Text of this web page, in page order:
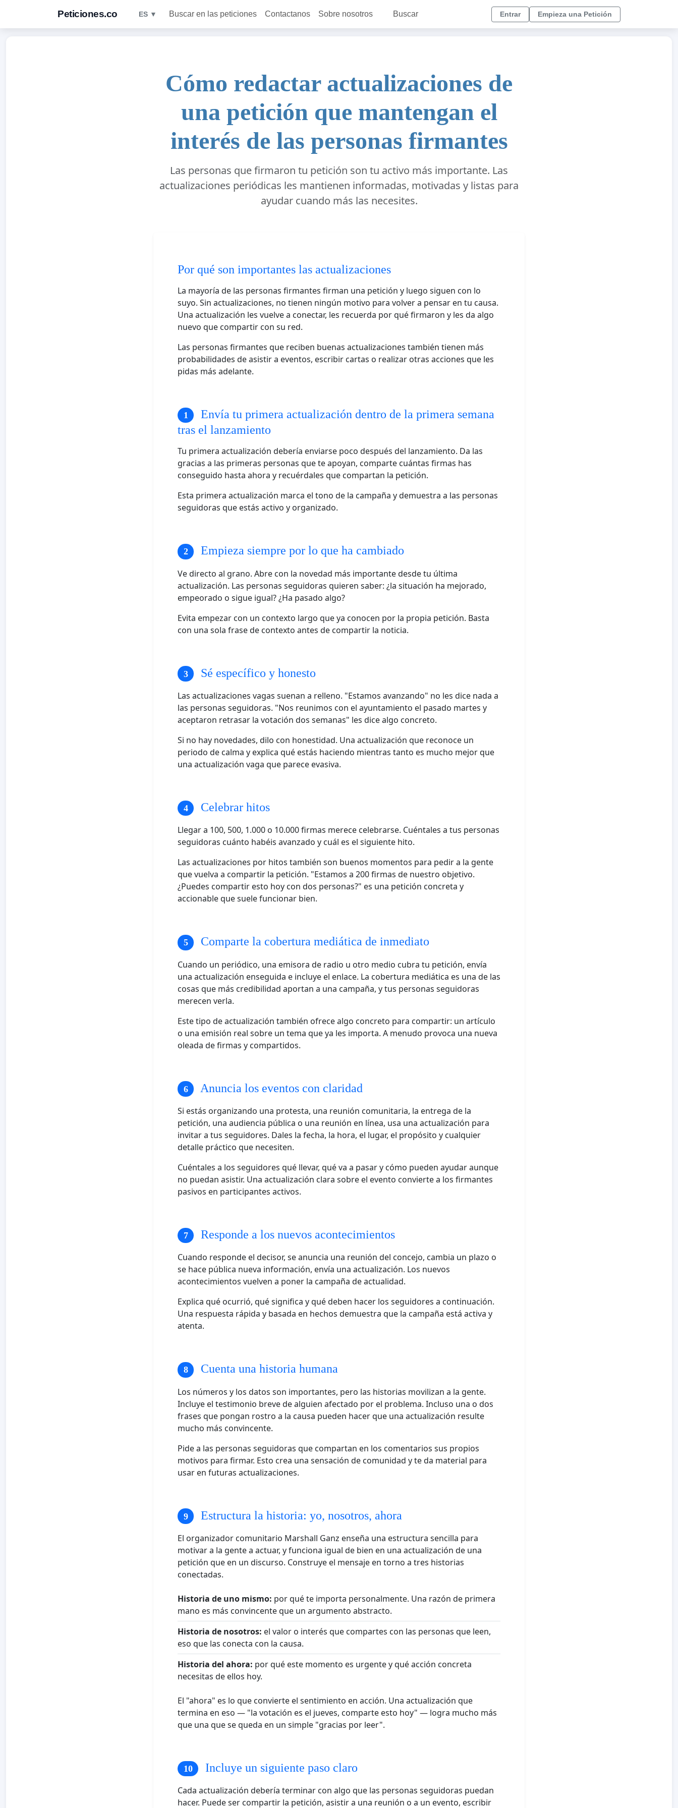
Peticiones.co ES ▼ Buscar en las peticiones Contactanos Sobre nosotros Buscar Entrar Empieza una Petición
Cómo redactar actualizaciones de
una petición que mantengan el
interés de las personas firmantes
Las personas que firmaron tu petición son tu activo más importante. Las
actualizaciones periódicas les mantienen informadas, motivadas y listas para
ayudar cuando más las necesites.
Por qué son importantes las actualizaciones
La mayoría de las personas firmantes firman una petición y luego siguen con lo
suyo. Sin actualizaciones, no tienen ningún motivo para volver a pensar en tu causa.
Una actualización les vuelve a conectar, les recuerda por qué firmaron y les da algo
nuevo que compartir con su red.
Las personas firmantes que reciben buenas actualizaciones también tienen más
probabilidades de asistir a eventos, escribir cartas o realizar otras acciones que les
pidas más adelante.
Envía tu primera actualización dentro de la primera semana
tras el lanzamiento
Tu primera actualización debería enviarse poco después del lanzamiento. Da las
gracias a las primeras personas que te apoyan, comparte cuántas firmas has
conseguido hasta ahora y recuérdales que compartan la petición.
Esta primera actualización marca el tono de la campaña y demuestra a las personas
seguidoras que estás activo y organizado.
Empieza siempre por lo que ha cambiado
Ve directo al grano. Abre con la novedad más importante desde tu última
actualización. Las personas seguidoras quieren saber: ¿la situación ha mejorado,
empeorado o sigue igual? ¿Ha pasado algo?
Evita empezar con un contexto largo que ya conocen por la propia petición. Basta
con una sola frase de contexto antes de compartir la noticia.
Sé específico y honesto
Las actualizaciones vagas suenan a relleno. "Estamos avanzando" no les dice nada a
las personas seguidoras. "Nos reunimos con el ayuntamiento el pasado martes y
aceptaron retrasar la votación dos semanas" les dice algo concreto.
Si no hay novedades, dilo con honestidad. Una actualización que reconoce un
periodo de calma y explica qué estás haciendo mientras tanto es mucho mejor que
una actualización vaga que parece evasiva.
Celebrar hitos
Llegar a 100, 500, 1.000 o 10.000 firmas merece celebrarse. Cuéntales a tus personas
seguidoras cuánto habéis avanzado y cuál es el siguiente hito.
Las actualizaciones por hitos también son buenos momentos para pedir a la gente
que vuelva a compartir la petición. "Estamos a 200 firmas de nuestro objetivo.
¿Puedes compartir esto hoy con dos personas?" es una petición concreta y
accionable que suele funcionar bien.
Comparte la cobertura mediática de inmediato
Cuando un periódico, una emisora de radio u otro medio cubra tu petición, envía
una actualización enseguida e incluye el enlace. La cobertura mediática es una de las
cosas que más credibilidad aportan a una campaña, y tus personas seguidoras
merecen verla.
Este tipo de actualización también ofrece algo concreto para compartir: un artículo
o una emisión real sobre un tema que ya les importa. A menudo provoca una nueva
oleada de firmas y compartidos.
Anuncia los eventos con claridad
Si estás organizando una protesta, una reunión comunitaria, la entrega de la
petición, una audiencia pública o una reunión en línea, usa una actualización para
invitar a tus seguidores. Dales la fecha, la hora, el lugar, el propósito y cualquier
detalle práctico que necesiten.
Cuéntales a los seguidores qué llevar, qué va a pasar y cómo pueden ayudar aunque
no puedan asistir. Una actualización clara sobre el evento convierte a los firmantes
pasivos en participantes activos.
Responde a los nuevos acontecimientos
Cuando responde el decisor, se anuncia una reunión del concejo, cambia un plazo o
se hace pública nueva información, envía una actualización. Los nuevos
acontecimientos vuelven a poner la campaña de actualidad.
Explica qué ocurrió, qué significa y qué deben hacer los seguidores a continuación.
Una respuesta rápida y basada en hechos demuestra que la campaña está activa y
atenta.
Cuenta una historia humana
Los números y los datos son importantes, pero las historias movilizan a la gente.
Incluye el testimonio breve de alguien afectado por el problema. Incluso una o dos
frases que pongan rostro a la causa pueden hacer que una actualización resulte
mucho más convincente.
Pide a las personas seguidoras que compartan en los comentarios sus propios
motivos para firmar. Esto crea una sensación de comunidad y te da material para
usar en futuras actualizaciones.
Estructura la historia: yo, nosotros, ahora
El organizador comunitario Marshall Ganz enseña una estructura sencilla para
motivar a la gente a actuar, y funciona igual de bien en una actualización de una
petición que en un discurso. Construye el mensaje en torno a tres historias
conectadas.
Historia de uno mismo: por qué te importa personalmente. Una razón de primera
mano es más convincente que un argumento abstracto.
Historia de nosotros: el valor o interés que compartes con las personas que leen,
eso que las conecta con la causa.
Historia del ahora: por qué este momento es urgente y qué acción concreta
necesitas de ellos hoy.
El "ahora" es lo que convierte el sentimiento en acción. Una actualización que
termina en eso — "la votación es el jueves, comparte esto hoy" — logra mucho más
que una que se queda en un simple "gracias por leer".
Incluye un siguiente paso claro
Cada actualización debería terminar con algo que las personas seguidoras puedan
hacer. Puede ser compartir la petición, asistir a una reunión o a un evento, escribir